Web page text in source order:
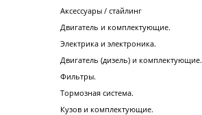
Аксессуары / стайлинг
Двигатель и комплектующие.
Электрика и электроника.
Двигатель (дизель) и комплектующие.
Фильтры.
Тормозная система.
Кузов и комплектующие.